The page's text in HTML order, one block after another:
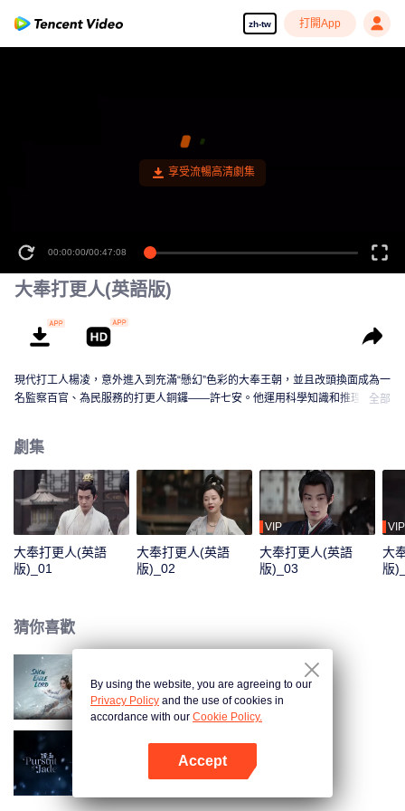
zh-tw 打開App
00:00:00/00:47:08
大奉打更人(英語版)
現代打工人楊凌，意外進入到充滿“懸幻”色彩的大奉王朝，並且改頭換面成為一
名監察百官、為民服務的打更人銅鑼——許七安。他運用科學知識和推理特
這個有武夫、有術士，人心詭譎、暗流湧動的大奉世界裡，他與志同道合的夥
伴們，選擇迎難而上，敢於捨己犧牲，共同對抗朝廷暗黑勢力，為百姓和公道
發聲，齊心守護大奉安定。
全部
劇集
大奉打更人(英語
版)_01
大奉打更人(英語
版)_02
VIP
大奉打更人(英語
版)_03
VIP
大
版
猜你喜歡
雪鷹領主（英語版）
逐玉（英語版）
By using the website, you are agreeing to our
Privacy Policy and the use of cookies in
accordance with our Cookie Policy.
Accept